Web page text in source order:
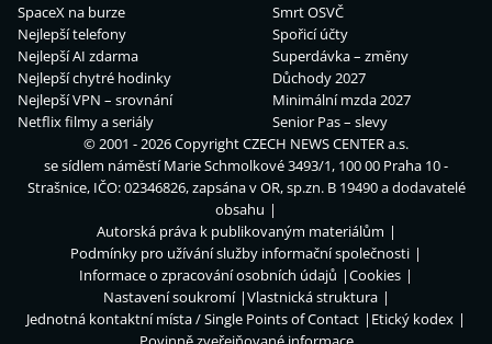
SpaceX na burze
Nejlepší telefony
Nejlepší AI zdarma
Nejlepší chytré hodinky
Nejlepší VPN – srovnání
Netflix filmy a seriály
Smrt OSVČ
Spořicí účty
Superdávka – změny
Důchody 2027
Minimální mzda 2027
Senior Pas – slevy
© 2001 - 2026 CopyrightCZECH NEWS CENTER a.s.
se sídlem náměstí Marie Schmolkové 3493/1, 100 00 Praha 10 -
Strašnice, IČO: 02346826, zapsána v OR, sp.zn. B 19490 a dodavatelé
obsahu
Autorská práva k publikovaným materiálům
Podmínky pro užívání služby informační společnosti
Informace o zpracování osobních údajů
Cookies
Nastavení soukromí
Vlastnická struktura
Jednotná kontaktní místa / Single Points of Contact
Etický kodex